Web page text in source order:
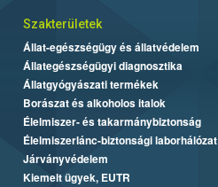
Szakterületek
Állat-egészségügy és állatvédelem
Állategészségügyi diagnosztika
Állatgyógyászati termékek
Borászat és alkoholos italok
Élelmiszer- és takarmánybiztonság
Élelmiszerlánc-biztonsági laborhálózat
Járványvédelem
Kiemelt ügyek, EUTR